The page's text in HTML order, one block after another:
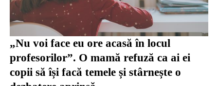
„Nu voi face eu ore acasă în locul
profesorilor”. O mamă refuză ca ai ei
copii să își facă temele și stârnește o